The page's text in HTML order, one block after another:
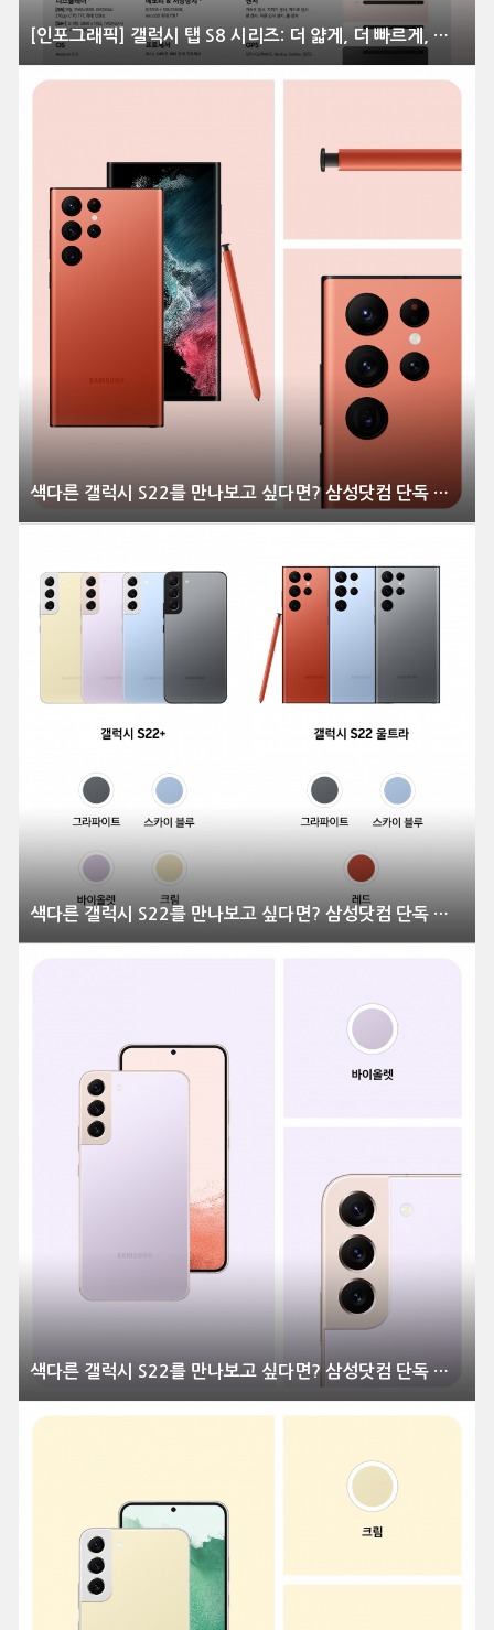
[인포그래픽] 갤럭시 탭 S8 시리즈: 더 얇게, 더 빠르게, 더 강하게
색다른 갤럭시 S22를 만나보고 싶다면? 삼성닷컴 단독 컬러 공개
색다른 갤럭시 S22를 만나보고 싶다면? 삼성닷컴 단독 컬러 공개
색다른 갤럭시 S22를 만나보고 싶다면? 삼성닷컴 단독 컬러 공개